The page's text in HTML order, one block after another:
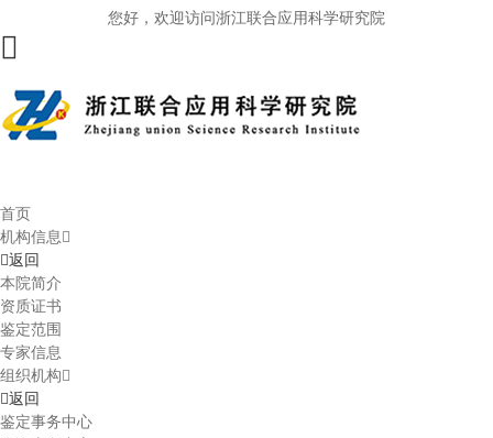
您好，欢迎访问浙江联合应用科学研究院
首页
机构信息
返回
本院简介
资质证书
鉴定范围
专家信息
组织机构
返回
鉴定事务中心